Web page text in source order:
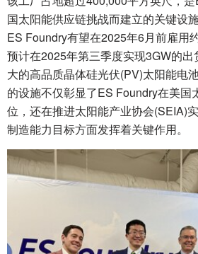
国太阳能供应链挑战而建立的关键设
ES Foundry有望在2025年6月前雇用
预计在2025年第三季度实现3GW的
大的高品质晶体硅光伏(PV)太阳能电
的设施不仅彰显了ES Foundry在美国
位，还在推进太阳能产业协会(SEIA)
制造能力目标方面发挥着关键作用。